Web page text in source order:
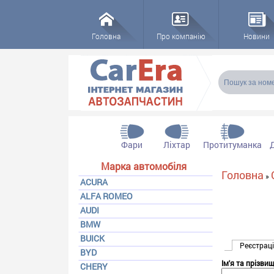
Головна Про компанію Новини
Фари Ліхтар Протитуманка
Марка автомобіля
ACURA
ALFA ROMEO
AUDI
BMW
BUICK
BYD
CHERY
Ви є тут
Головна »
Основні
Ім'я та